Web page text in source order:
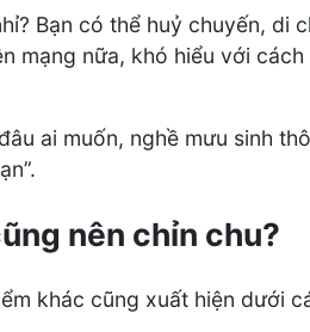
Bạn có thể huỷ chuyến, di
mạng nữa, khó hiểu với cách
ai muốn, nghề mưu sinh
nên chỉn chu?
khác cũng xuất hiện dưới